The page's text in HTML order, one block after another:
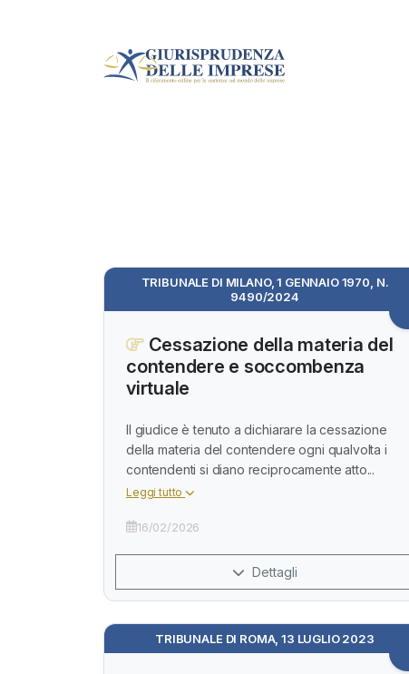
TRIBUNALE DI MILANO, 1 GENNAIO 1970, N.
9490/2024
Cessazione della materia del
contendere e soccombenza
virtuale
Il giudice è tenuto a dichiarare la cessazione
della materia del contendere ogni qualvolta i
contendenti si diano reciprocamente atto...
Leggi tutto
16/02/2026
Dettagli
TRIBUNALE DI ROMA, 13 LUGLIO 2023